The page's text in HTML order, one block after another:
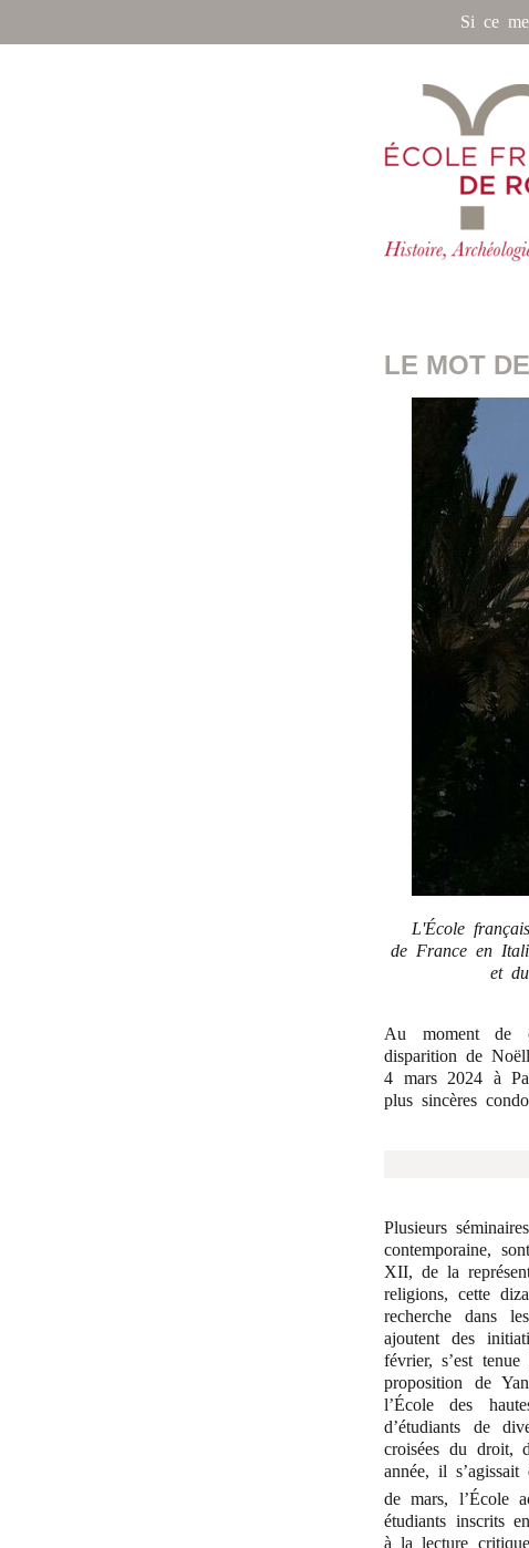
Si ce
LE MOT
L'École
de France en
et
Au moment de
disparition de
4 mars 2024 à
plus sincères
Plusieurs
contemporaine,
XII, de la
religions, cette
recherche dans
ajoutent des
février, s’est
proposition de
l’École des
d’étudiants de
croisées du droit,
année, il
de mars, l’École
étudiants inscrits
à la lecture